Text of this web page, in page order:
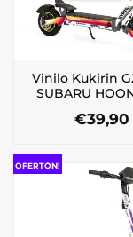
de
Vinilo Kukirin
SUBARU
€39,90
OFERTÓN!